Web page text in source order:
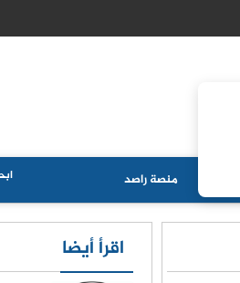
الزراعة
منصة راصد
اقرأ أيضا